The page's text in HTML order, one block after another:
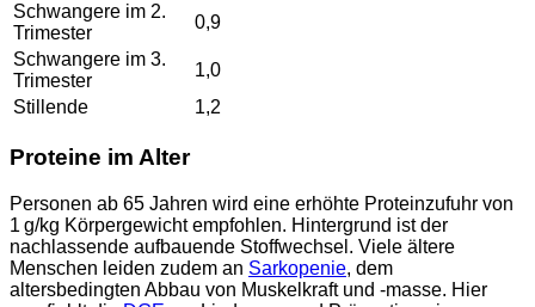
Schwangere im 2.
Trimester
0,9
Schwangere im 3.
Trimester
1,0
Stillende
1,2
Proteine im Alter
Personen ab 65 Jahren wird eine erhöhte Proteinzufuhr von
1 g/kg Körpergewicht empfohlen. Hintergrund ist der
nachlassende aufbauende Stoffwechsel. Viele ältere
Menschen leiden zudem an Sarkopenie, dem
altersbedingten Abbau von Muskelkraft und -masse. Hier